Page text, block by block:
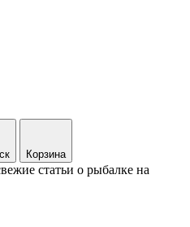
Корзина
статьи о рыбалке на